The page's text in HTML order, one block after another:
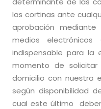
las cortinas ante
aprobación
medios
indispensable para la
momento de
domicilio con nuestra
según disponibilidad
cual este último